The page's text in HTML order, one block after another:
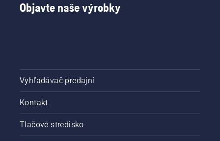
Objavte naše výrobky
Vyhľadávač predajní
Kontakt
Tlačové stredisko